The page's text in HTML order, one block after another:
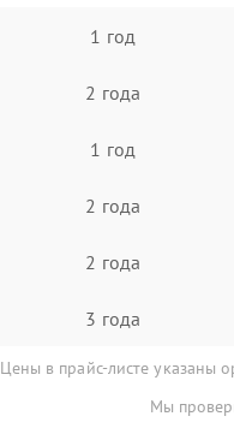
1 год
2 года
1 год
2 года
2 года
3 года
Цены в прайс-листе указаны
Мы